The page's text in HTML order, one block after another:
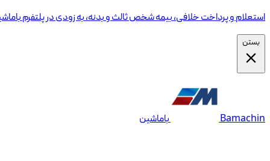
استعلام و پرداخت خلافی، بیمه شخص ثالث و بدنه، به زودی در پلتفرم
بستن
Bamachin باماشین